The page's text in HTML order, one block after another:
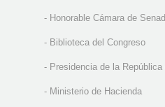
- Honorable Cámara de
- Biblioteca del Congreso
- Presidencia de la
- Ministerio de Hacienda